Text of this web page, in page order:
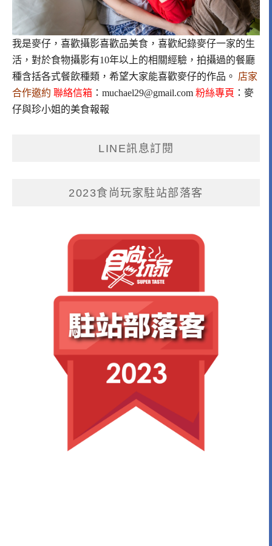
我是麥仔，喜歡攝影喜歡品美食，喜歡紀錄麥仔一家的生
活，對於食物攝影有10年以上的相關經驗，拍攝過的餐廳
種含括各式餐飲種類，希望大家能喜歡麥仔的作品。 店家
合作邀約 聯絡信箱 ： muchael29@gmail.com 粉絲專頁 ： 麥
仔與珍小姐的美食報報
LINE訊息訂閱
2023食尚玩家駐站部落客